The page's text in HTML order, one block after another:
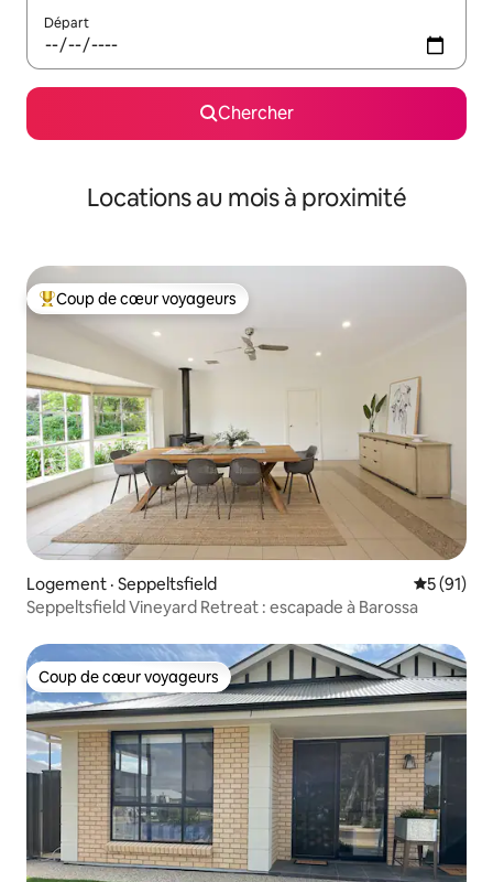
Départ
Chercher
Locations au mois à proximité
Coup de cœur voyageurs parmi les plus aimés
Coup de cœur voyageurs
Logement · Seppeltsfield Note
5 (91)
Seppeltsfield Vineyard Retreat : escapade à Barossa
Coup de cœur voyageurs
Coup de cœur voyageurs